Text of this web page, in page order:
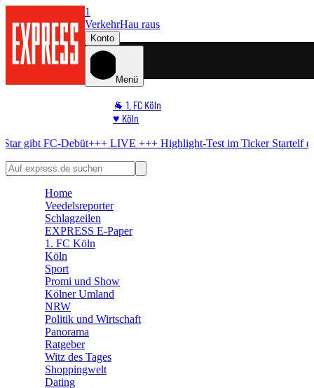
1
VerkehrHau raus
Konto
Menü
🐐 1. FC Köln
♥️ Köln
🏆 Sport
Debüt+++ LIVE +++ Highlight-Test im TickerStartelf da – WM-
Home
Veedelsreporter
Schlagzeilen
EXPRESS E-Paper
1. FC Köln
Köln
Sport
Promi und Show
Kölner Umland
NRW
Politik und Wirtschaft
Panorama
Ratgeber
Witz des Tages
Shoppingwelt
Dating